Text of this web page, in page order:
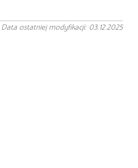
Data ostatniej modyfikacji: 03.12.2025